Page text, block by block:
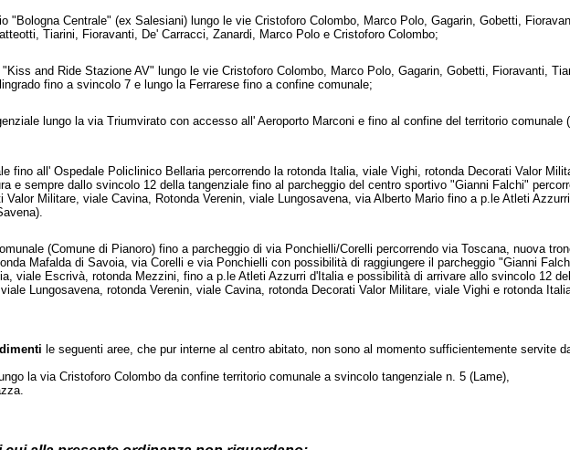
"Bologna Centrale" (ex Salesiani) lungo le vie Cristoforo Colombo, Marco Polo, Gagarin, Gobetti,
Tiarini, Fioravanti, De' Carracci, Zanardi, Marco Polo e Cristoforo Colombo;
and Ride Stazione AV" lungo le vie Cristoforo Colombo, Marco Polo, Gagarin, Gobetti, Fioravanti,
fino a svincolo 7 e lungo la Ferrarese fino a confine comunale;
lungo la via Triumvirato con accesso all' Aeroporto Marconi e fino al confine del territorio comunale
fino all' Ospedale Policlinico Bellaria percorrendo la rotonda Italia, viale Vighi, rotonda Decorati Valor
e sempre dallo svincolo 12 della tangenziale fino al parcheggio del centro sportivo "Gianni Falchi"
Valor Militare, viale Cavina, Rotonda Verenin, viale Lungosavena, via Alberto Mario fino a p.le Atleti
(Comune di Pianoro) fino a parcheggio di via Ponchielli/Corelli percorrendo via Toscana, nuova
Mafalda di Savoia, via Corelli e via Ponchielli con possibilità di raggiungere il parcheggio "Gianni
viale Escrivà, rotonda Mezzini, fino a p.le Atleti Azzurri d'Italia e possibilità di arrivare allo svincolo 12
Lungosavena, rotonda Verenin, viale Cavina, rotonda Decorati Valor Militare, viale Vighi e rotonda
le seguenti aree, che pur interne al centro abitato, non sono al momento sufficientemente servite
la via Cristoforo Colombo da confine territorio comunale a svincolo tangenziale n. 5 (Lame),